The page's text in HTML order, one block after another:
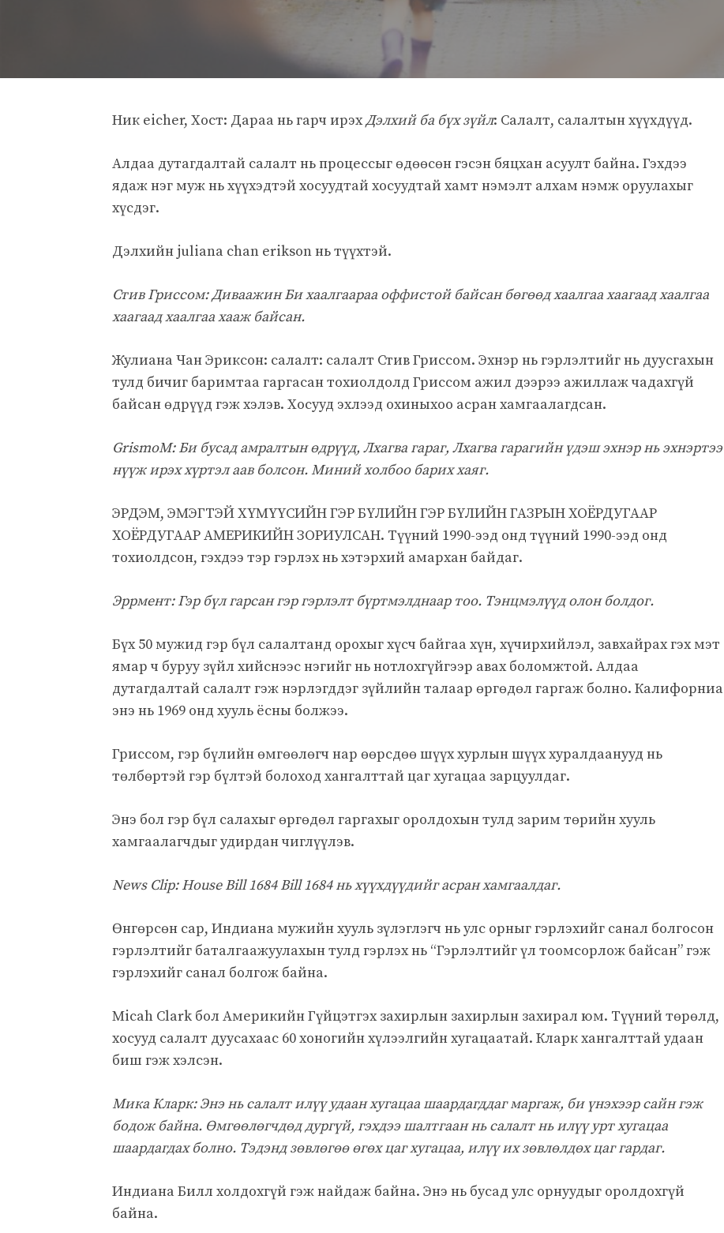
Ник eicher, Хост: Дараа нь гарч ирэхДэлхий ба бүх зүйл: Салалт, салалтын хүүхдүүд.
Алдаа дутагдалтай салалт нь процессыг өдөөсөн гэсэн бяцхан асуулт байна. Гэхдээ
ядаж нэг муж нь хүүхэдтэй хосуудтай хосуудтай хамт нэмэлт алхам нэмж оруулахыг
хүсдэг.
Дэлхийн juliana chan erikson нь түүхтэй.
Стив Гриссом: Диваажин Би хаалгаараа оффистой байсан бөгөөд хаалгаа хаагаад хаалгаа
хаагаад хаалгаа хааж байсан.
Жулиана Чан Эриксон: салалт: салалт Стив Гриссом. Эхнэр нь гэрлэлтийг нь дуусгахын
тулд бичиг баримтаа гаргасан тохиолдолд Гриссом ажил дээрээ ажиллаж чадахгүй
байсан өдрүүд гэж хэлэв. Хосууд эхлээд охиныхоо асран хамгаалагдсан.
GrismoM: Би бусад амралтын өдрүүд, Лхагва гараг, Лхагва гарагийн үдэш эхнэр нь эхнэртээ
нүүж ирэх хүртэл аав болсон. Миний холбоо барих хаяг.
ЭРДЭМ, ЭМЭГТЭЙ ХҮМҮҮСИЙН ГЭР БҮЛИЙН ГЭР БҮЛИЙН ГАЗРЫН ХОЁРДУГААР
ХОЁРДУГААР АМЕРИКИЙН ЗОРИУЛСАН. Түүний 1990-ээд онд түүний 1990-ээд онд
тохиолдсон, гэхдээ тэр гэрлэх нь хэтэрхий амархан байдаг.
Эррмент: Гэр бүл гарсан гэр гэрлэлт бүртмэлднаар тоо. Тэнцмэлүүд олон болдог.
Бүх 50 мужид гэр бүл салалтанд орохыг хүсч байгаа хүн, хүчирхийлэл, завхайрах гэх мэт
ямар ч буруу зүйл хийснээс нэгийг нь нотлохгүйгээр авах боломжтой. Алдаа
дутагдалтай салалт гэж нэрлэгддэг зүйлийн талаар өргөдөл гаргаж болно. Калифорниа
энэ нь 1969 онд хууль ёсны болжээ.
Гриссом, гэр бүлийн өмгөөлөгч нар өөрсдөө шүүх хурлын шүүх хуралдаанууд нь
төлбөртэй гэр бүлтэй болоход хангалттай цаг хугацаа зарцуулдаг.
Энэ бол гэр бүл салахыг өргөдөл гаргахыг оролдохын тулд зарим төрийн хууль
хамгаалагчдыг удирдан чиглүүлэв.
News Clip: House Bill 1684 Bill 1684 нь хүүхдүүдийг асран хамгаалдаг.
Өнгөрсөн сар, Индиана мужийн хууль зүлэглэгч нь улс орныг гэрлэхийг санал болгосон
гэрлэлтийг баталгаажуулахын тулд гэрлэх нь “Гэрлэлтийг үл тоомсорлож байсан” гэж
гэрлэхийг санал болгож байна.
Micah Clark бол Америкийн Гүйцэтгэх захирлын захирлын захирал юм. Түүний төрөлд,
хосууд салалт дуусахаас 60 хоногийн хүлээлгийн хугацаатай. Кларк хангалттай удаан
биш гэж хэлсэн.
Мика Кларк: Энэ нь салалт илүү удаан хугацаа шаардагддаг маргаж, би үнэхээр сайн гэж
бодож байна. Өмгөөлөгчдөд дургүй, гэхдээ шалтгаан нь салалт нь илүү урт хугацаа
шаардагдах болно. Тэдэнд зөвлөгөө өгөх цаг хугацаа, илүү их зөвлөлдөх цаг гардаг.
Индиана Билл холдохгүй гэж найдаж байна. Энэ нь бусад улс орнуудыг оролдохгүй
байна.